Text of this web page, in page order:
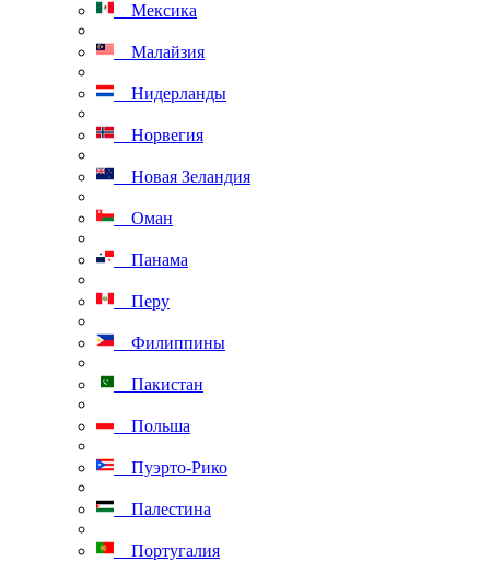
Мексика
Малайзия
Нидерланды
Норвегия
Новая Зеландия
Оман
Панама
Перу
Филиппины
Пакистан
Польша
Пуэрто-Рико
Палестина
Португалия